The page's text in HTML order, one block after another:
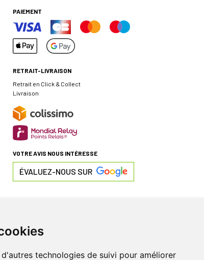
technologies de suivi pour améliorer
PAIEMENT
RETRAIT-LIVRAISON
Retrait en Click & Collect
Livraison
VOTRE AVIS NOUS INTÉRESSE
ÉVALUEZ-NOUS SUR